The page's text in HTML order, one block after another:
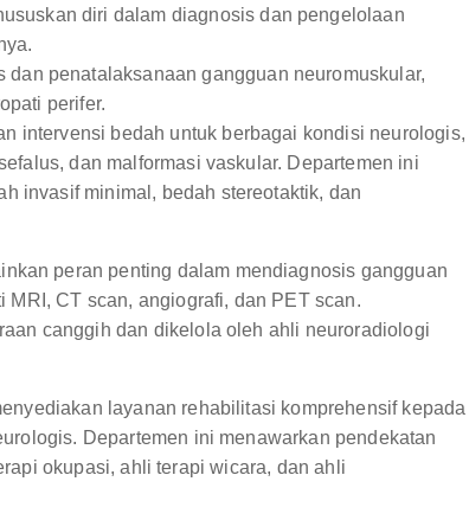
diri dalam diagnosis dan pengelolaan
dan penatalaksanaan gangguan neuromuskular,
perifer.
intervensi bedah untuk berbagai kondisi neurologis,
dan malformasi vaskular. Departemen ini
invasif minimal, bedah stereotaktik, dan
peran penting dalam mendiagnosis gangguan
CT scan, angiografi, dan PET scan.
canggih dan dikelola oleh ahli neuroradiologi
layanan rehabilitasi komprehensif kepada
Departemen ini menawarkan pendekatan
okupasi, ahli terapi wicara, dan ahli